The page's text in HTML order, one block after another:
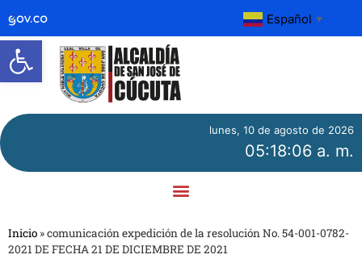
Abrir barra de herramientas
Español ▼
lunes, 10 de agosto de 2026
05:18:06 a. m.
Inicio »comunicación expedición de la resolución No. 54-001-0782-
2021 DE FECHA 21 DE DICIEMBRE DE 2021